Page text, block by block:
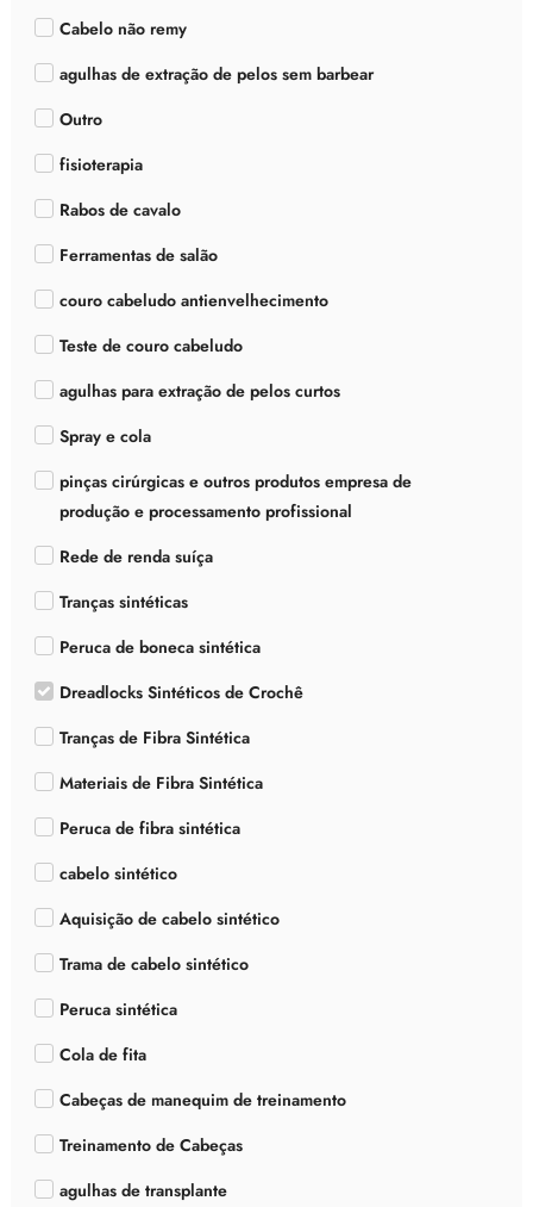
Cabelo não remy
agulhas de extração de pelos sem barbear
Outro
fisioterapia
Rabos de cavalo
Ferramentas de salão
couro cabeludo antienvelhecimento
Teste de couro cabeludo
agulhas para extração de pelos curtos
Spray e cola
pinças cirúrgicas e outros produtos empresa de
produção e processamento profissional
Rede de renda suíça
Tranças sintéticas
Peruca de boneca sintética
Dreadlocks Sintéticos de Crochê
Tranças de Fibra Sintética
Materiais de Fibra Sintética
Peruca de fibra sintética
cabelo sintético
Aquisição de cabelo sintético
Trama de cabelo sintético
Peruca sintética
Cola de fita
Cabeças de manequim de treinamento
Treinamento de Cabeças
agulhas de transplante